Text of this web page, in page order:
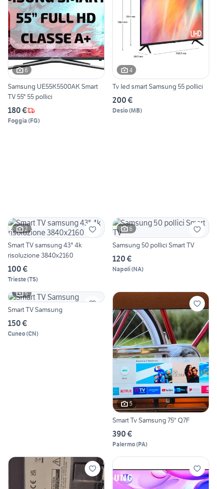
6
Samsung UE55K5500AK Smart
TV 55" 55 pollici
180 €
Foggia (FG)
4
Tv led smart Samsung 55 pollici
200 €
Desio(MB)
2
Smart TV samsung 43" 4k
risoluzione 3840x2160
100 €
Trieste(TS)
6
Samsung 50 pollici Smart TV
120 €
Napoli(NA)
5
Smart TV Samsung
150 €
Cuneo(CN)
5
Smart Tv Samsung 75'' Q7F
390 €
Palermo(PA)